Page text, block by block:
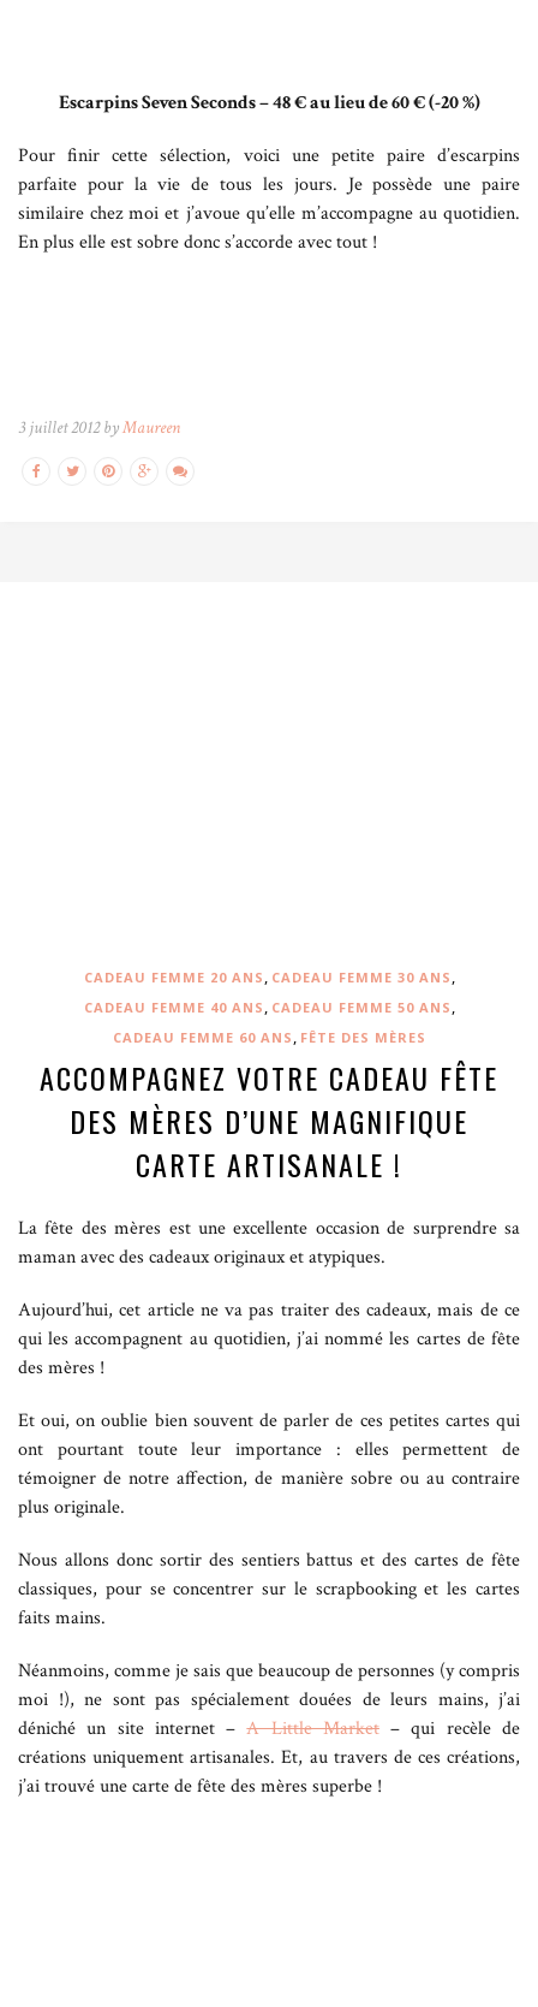
Escarpins Seven Seconds – 48 € au lieu de 60 € (-20 %)
Pour finir cette sélection, voici une petite paire d’escarpins
parfaite pour la vie de tous les jours. Je possède une paire
similaire chez moi et j’avoue qu’elle m’accompagne au quotidien.
En plus elle est sobre donc s’accorde avec tout !
3 juillet 2012 byMaureen
CADEAU FEMME 20 ANS , CADEAU FEMME 30 ANS ,
CADEAU FEMME 40 ANS , CADEAU FEMME 50 ANS ,
CADEAU FEMME 60 ANS , FÊTE DES MÈRES
ACCOMPAGNEZ VOTRE CADEAU FÊTE
DES MÈRES D’UNE MAGNIFIQUE
CARTE ARTISANALE !
La fête des mères est une excellente occasion de surprendre sa
maman avec des cadeaux originaux et atypiques.
Aujourd’hui, cet article ne va pas traiter des cadeaux, mais de ce
qui les accompagnent au quotidien, j’ai nommé les cartes de fête
des mères !
Et oui, on oublie bien souvent de parler de ces petites cartes qui
ont pourtant toute leur importance : elles permettent de
témoigner de notre affection, de manière sobre ou au contraire
plus originale.
Nous allons donc sortir des sentiers battus et des cartes de fête
classiques, pour se concentrer sur le scrapbooking et les cartes
faits mains.
Néanmoins, comme je sais que beaucoup de personnes (y compris
moi !), ne sont pas spécialement douées de leurs mains, j’ai
déniché un site internet –A Little Market– qui recèle de
créations uniquement artisanales. Et, au travers de ces créations,
j’ai trouvé une carte de fête des mères superbe !